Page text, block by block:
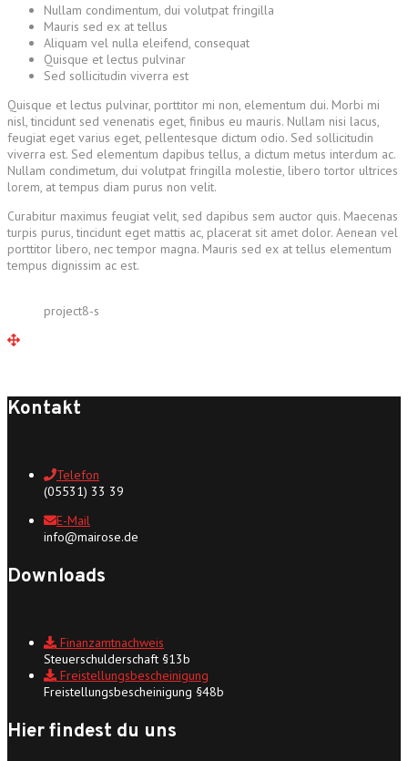
Nullam condimentum, dui volutpat fringilla
Mauris sed ex at tellus
Aliquam vel nulla eleifend, consequat
Quisque et lectus pulvinar
Sed sollicitudin viverra est
Quisque et lectus pulvinar, porttitor mi non, elementum dui. Morbi mi
nisl, tincidunt sed venenatis eget, finibus eu mauris. Nullam nisi lacus,
feugiat eget varius eget, pellentesque dictum odio. Sed sollicitudin
viverra est. Sed elementum dapibus tellus, a dictum metus interdum ac.
Nullam condimetum, dui volutpat fringilla molestie, libero tortor ultrices
lorem, at tempus diam purus non velit.
Curabitur maximus feugiat velit, sed dapibus sem auctor quis. Maecenas
turpis purus, tincidunt eget mattis ac, placerat sit amet dolor. Aenean vel
porttitor libero, nec tempor magna. Mauris sed ex at tellus elementum
tempus dignissim ac est.
project8-s
Kontakt
Telefon
(05531) 33 39
E-Mail
info@mairose.de
Downloads
Finanzamtnachweis
Steuerschulderschaft §13b
Freistellungsbescheinigung
Freistellungsbescheinigung §48b
Hier findest du uns